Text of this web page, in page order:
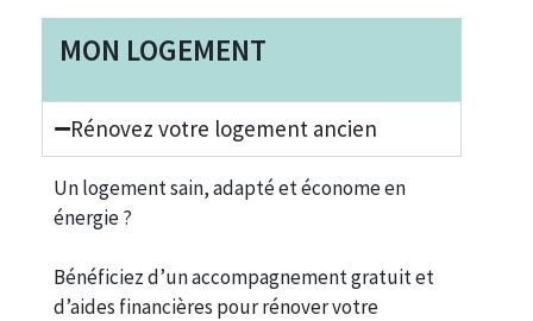
MON LOGEMENT
Rénovez votre logement ancien
Un logement sain, adapté et économe en
énergie ?
Bénéficiez d’un accompagnement gratuit et
d’aides financières pour rénover votre